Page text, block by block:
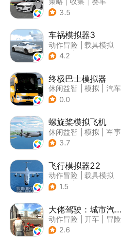
| 写实
3.5
车祸模拟器3
动作冒险
载具模拟
| 汽车
4.2
终极巴士模拟器
休闲益智 模拟
汽车
| 写实
0.0
螺旋桨模拟飞机
休闲益智 模拟
军事
| 剧情
3.7
飞行模拟器22
动作冒险
载具模拟
| 飞机
1.5
大佬驾驶：城市汽车模拟器
动作冒险 开车
冒险
| 写实
2.6